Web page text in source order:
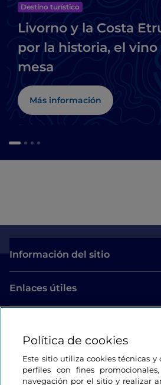
Destino turístico
Livorno y la Costa
por la historia, el
mesa
Más información
Información del sitio
Enlaces útiles
Estamos en contacto
Política de cookies
Este sitio utiliza cookies técnicas y
perfiles con fines
navegación por el sitio y realizar